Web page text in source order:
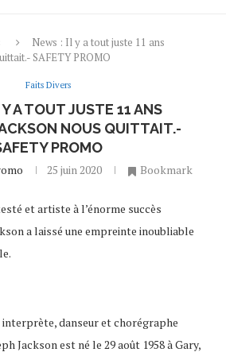
News : Il y a tout juste 11 ans
SAFETY PROMO
Faits Divers
A TOUT JUSTE 11 ANS
NOUS QUITTAIT.-
PROMO
25 juin 2020 Bookmark
et artiste à l’énorme succès
a laissé une empreinte inoubliable
danseur et chorégraphe
Jackson est né le 29 août 1958 à Gary,